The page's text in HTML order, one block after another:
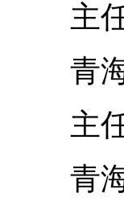
主任
青海
主任
青海